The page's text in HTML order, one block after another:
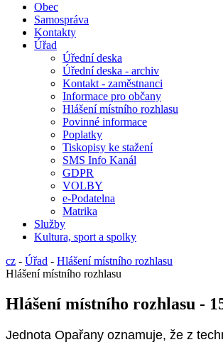
Obec
Samospráva
Kontakty
Úřad
Úřední deska
Úřední deska - archiv
Kontakt - zaměstnanci
Informace pro občany
Hlášení místního rozhlasu
Povinné informace
Poplatky
Tiskopisy ke stažení
SMS Info Kanál
GDPR
VOLBY
e-Podatelna
Matrika
Služby
Kultura, sport a spolky
cz - Úřad - Hlášení místního rozhlasu
Hlášení místního rozhlasu
Hlášení místního rozhlasu -
Jednota Opařany oznamuje, že z